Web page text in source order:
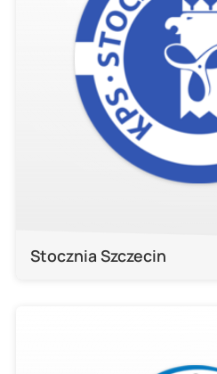
Stocznia Szczecin